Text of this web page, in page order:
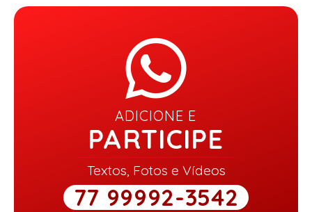
ADICIONE E
PARTICIPE
Textos, Fotos e Vídeos
77 99992-3542